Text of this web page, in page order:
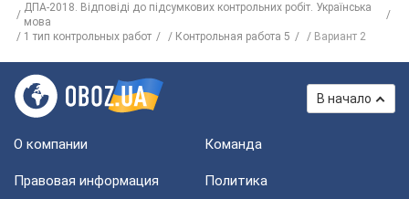
ДПА-2018. Відповіді до підсумкових контрольних робіт. Українська
мова
1 тип контрольных работ
Контрольная работа 5 Вариант 2
В начало
О компании Команда
Правовая информация
Политика